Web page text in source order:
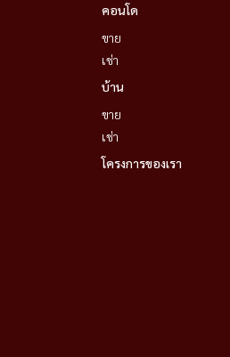
คอนโด
ขาย
เช่า
บ้าน
ขาย
เช่า
โครงการของเรา